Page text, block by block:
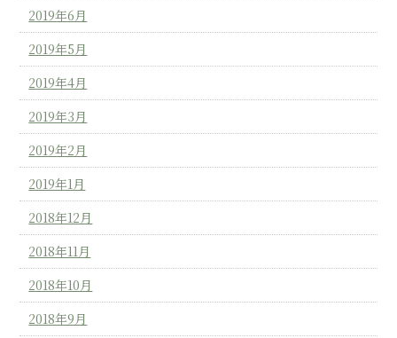
2019年6月
2019年5月
2019年4月
2019年3月
2019年2月
2019年1月
2018年12月
2018年11月
2018年10月
2018年9月